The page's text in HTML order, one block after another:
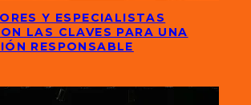
Y ESPECIALISTAS
LAS CLAVES PARA UNA
RESPONSABLE